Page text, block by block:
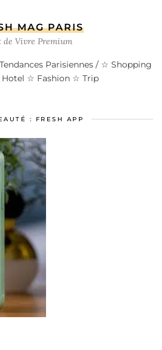
MAG PARIS
de Vivre Premium
Parisiennes / ☆ Shopping
☆ Fashion ☆ Trip
: FRESH APP